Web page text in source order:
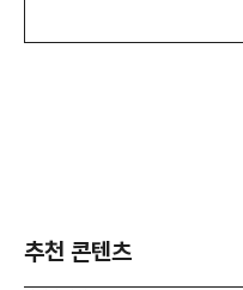
추천 콘텐츠